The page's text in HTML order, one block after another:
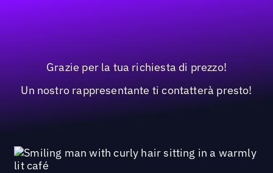
Grazie per la tua richiesta di prezzo!
Un nostro rappresentante ti contatterà presto!